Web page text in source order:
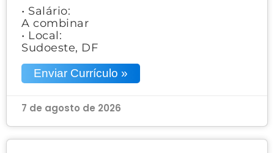
• Salário:
A combinar
• Local:
Sudoeste, DF
Enviar Currículo »
7 de agosto de 2026